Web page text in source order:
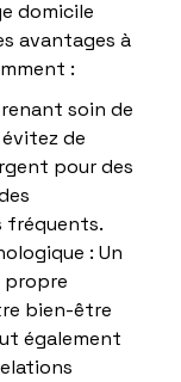
domicile
avantages à
:
soin de
de
pour des
fréquents.
: Un
propre
bien-être
également